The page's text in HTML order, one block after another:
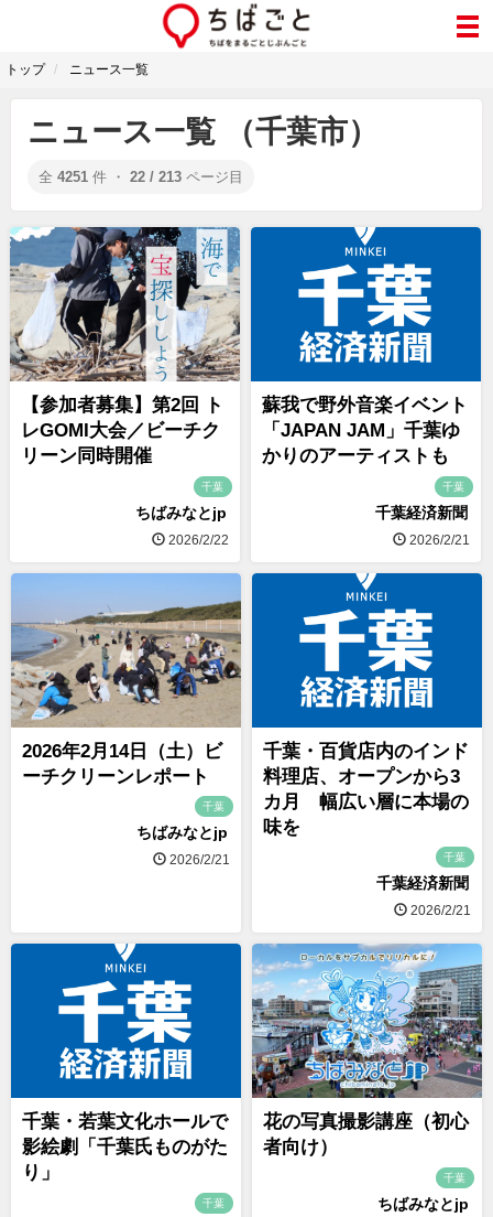
トップ ニュース一覧
ニュース一覧 （千葉市）
全 4251 件 ・ 22 / 213 ページ目
【参加者募集】第2回 ト
レGOMI大会／ビーチク
リーン同時開催
千葉
ちばみなとjp
2026/2/22
蘇我で野外音楽イベント
「JAPAN JAM」千葉ゆ
かりのアーティストも
千葉
千葉経済新聞
2026/2/21
2026年2月14日（土）ビ
ーチクリーンレポート
千葉
ちばみなとjp
2026/2/21
千葉・百貨店内のインド
料理店、オープンから3
カ月 幅広い層に本場の
味を
千葉
千葉経済新聞
2026/2/21
千葉・若葉文化ホールで
影絵劇「千葉氏ものがた
り」
千葉
花の写真撮影講座（初心
者向け）
千葉
ちばみなとjp